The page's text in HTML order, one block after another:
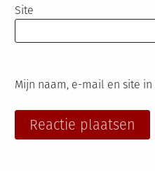
Site
Mijn naam, e-mail en site